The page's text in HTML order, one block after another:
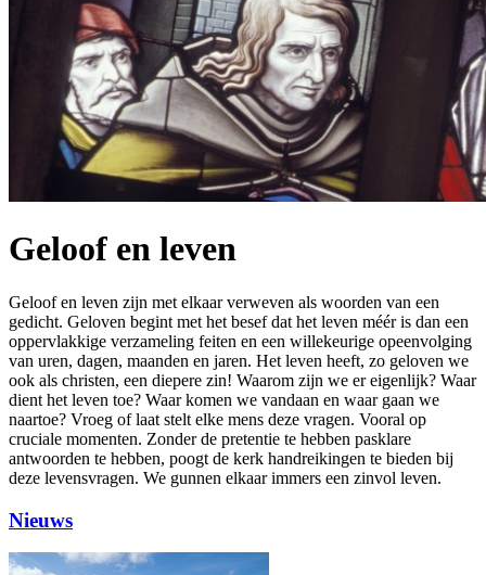
Geloof en leven
Geloof en leven zijn met elkaar verweven als woorden van een
gedicht. Geloven begint met het besef dat het leven méér is dan een
oppervlakkige verzameling feiten en een willekeurige opeenvolging
van uren, dagen, maanden en jaren. Het leven heeft, zo geloven we
ook als christen, een diepere zin! Waarom zijn we er eigenlijk? Waar
dient het leven toe? Waar komen we vandaan en waar gaan we
naartoe? Vroeg of laat stelt elke mens deze vragen. Vooral op
cruciale momenten. Zonder de pretentie te hebben pasklare
antwoorden te hebben, poogt de kerk handreikingen te bieden bij
deze levensvragen. We gunnen elkaar immers een zinvol leven.
Nieuws